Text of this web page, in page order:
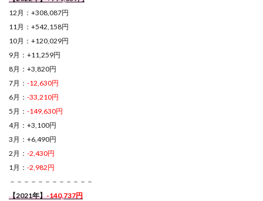
12月：+308,087円
11月：+542,158円
10月：+120,029円
9月：+11,259円
8月：+3,820円
7月： -12,630円
6月： -33,210円
5月： -149,630円
4月：+3,100円
3月：+6,490円
2月： -2,430円
1月： -2,982円
－－－－－－－－－－－－
【2021年】-140,737円